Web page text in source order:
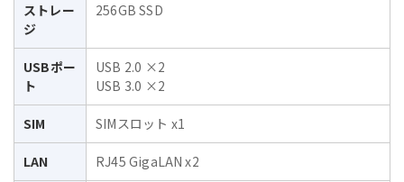
ストレー
ジ
256GB SSD
USBポー
ト
USB 2.0 ×2
USB 3.0 ×2
SIM SIMスロット x1
LAN RJ45 GigaLAN x2